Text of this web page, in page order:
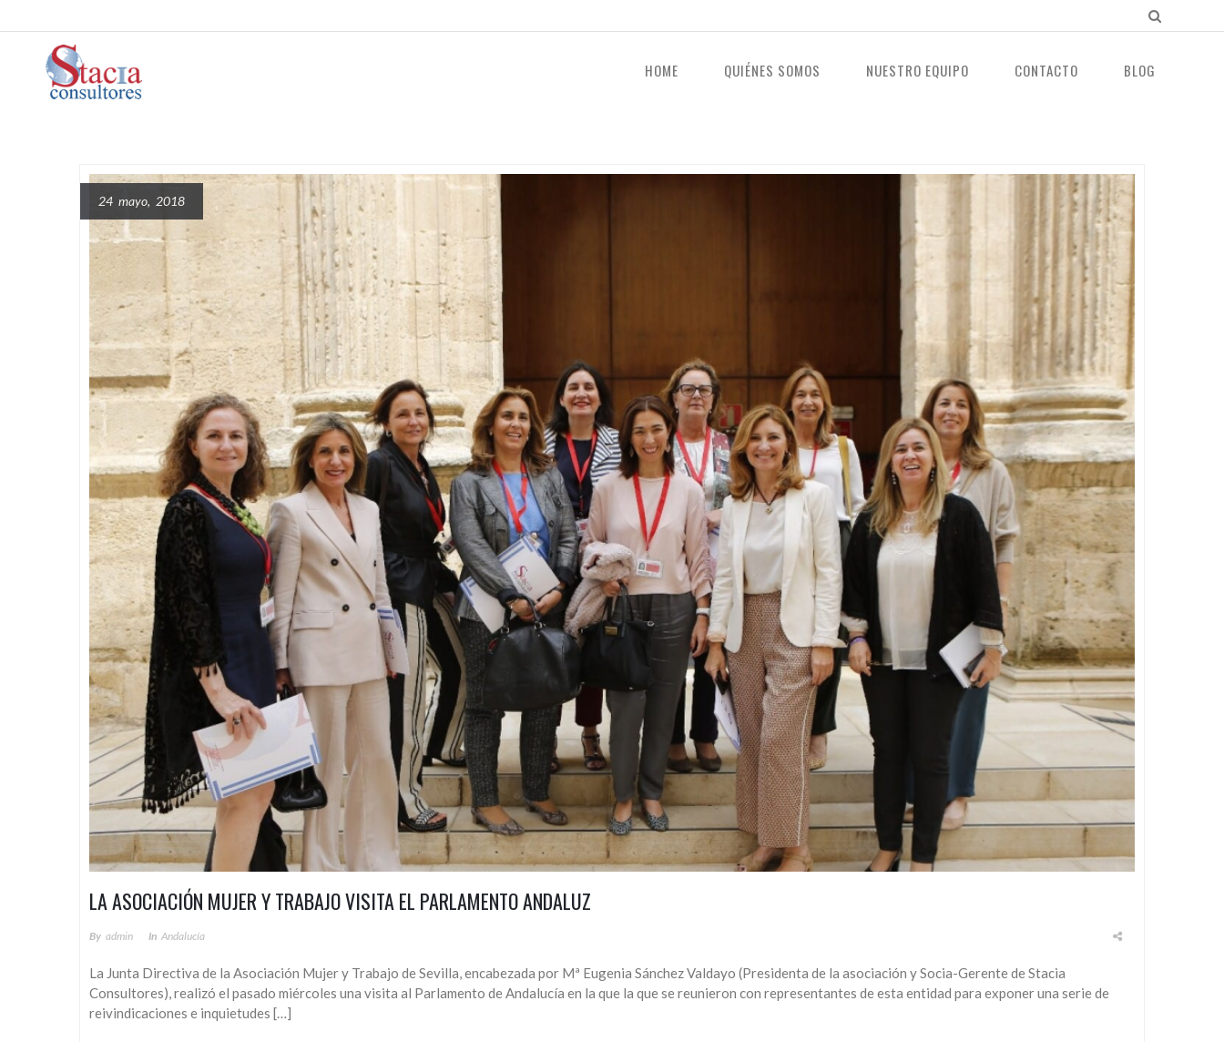
HOME QUIÉNES SOMOS NUESTRO EQUIPO CONTACTO BLOG
24 mayo, 2018
LA ASOCIACIÓN MUJER Y TRABAJO VISITA EL PARLAMENTO ANDALUZ
By Admin In Andalucía
La Junta Directiva de la Asociación Mujer y Trabajo de Sevilla, encabezada por Mª Eugenia Sánchez Valdayo (Presidenta de la asociación y Socia-Gerente de Stacia
Consultores), realizó el pasado miércoles una visita al Parlamento de Andalucía en la que la que se reunieron con representantes de esta entidad para exponer una serie de
reivindicaciones e inquietudes […]